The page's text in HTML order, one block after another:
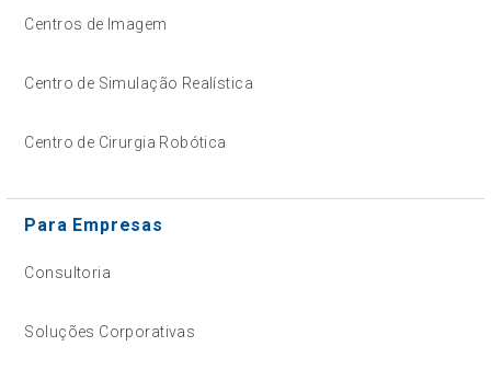
Centros de Imagem
Centro de Simulação Realística
Centro de Cirurgia Robótica
Para Empresas
Consultoria
Soluções Corporativas